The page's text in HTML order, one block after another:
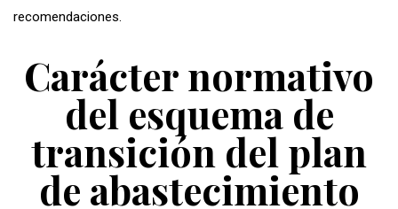
recomendaciones.
Carácter normativo
del esquema de
transición del plan
de abastecimiento